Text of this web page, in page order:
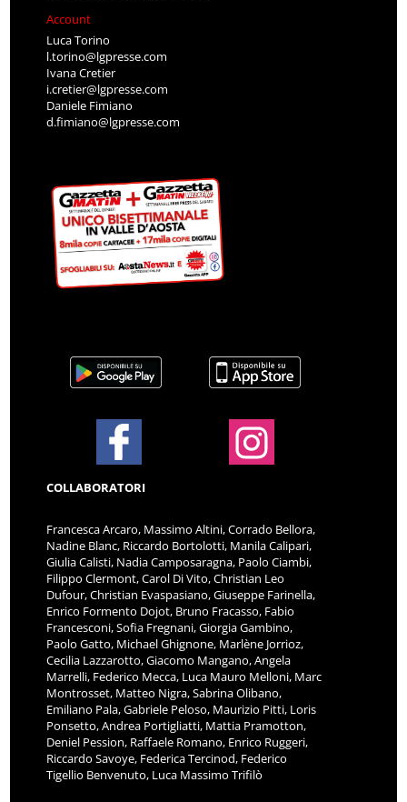
Account
Luca Torino
l.torino@lgpresse.com
Ivana Cretier
i.cretier@lgpresse.com
Daniele Fimiano
d.fimiano@lgpresse.com
COLLABORATORI
Francesca Arcaro, Massimo Altini, Corrado Bellora,
Nadine Blanc, Riccardo Bortolotti, Manila Calipari,
Giulia Calisti, Nadia Camposaragna, Paolo Ciambi,
Filippo Clermont, Carol Di Vito, Christian Leo
Dufour, Christian Evaspasiano, Giuseppe Farinella,
Enrico Formento Dojot, Bruno Fracasso, Fabio
Francesconi, Sofia Fregnani, Giorgia Gambino,
Paolo Gatto, Michael Ghignone, Marlène Jorrioz,
Cecilia Lazzarotto, Giacomo Mangano, Angela
Marrelli, Federico Mecca, Luca Mauro Melloni, Marc
Montrosset, Matteo Nigra, Sabrina Olibano,
Emiliano Pala, Gabriele Peloso, Maurizio Pitti, Loris
Ponsetto, Andrea Portigliatti, Mattia Pramotton,
Deniel Pession, Raffaele Romano, Enrico Ruggeri,
Riccardo Savoye, Federica Tercinod, Federico
Tigellio Benvenuto, Luca Massimo Trifilò